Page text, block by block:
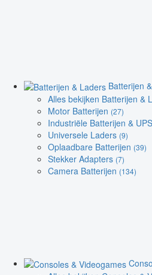
Batterijen
Alles bekijken Batterijen &
Motor Batterijen (27)
Industriële Batterijen & UPS
Universele Laders (9)
Oplaadbare Batterijen (39)
Stekker Adapters (7)
Camera Batterijen (134)